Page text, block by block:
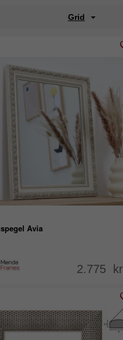
Grid
Avia
2.775 kr